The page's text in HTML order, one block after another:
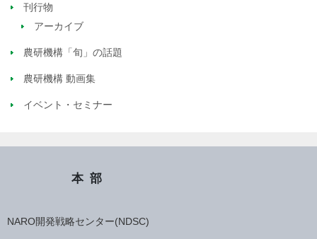
刊行物
アーカイブ
農研機構「旬」の話題
農研機構 動画集
イベント・セミナー
本部
NARO開発戦略センター(NDSC)